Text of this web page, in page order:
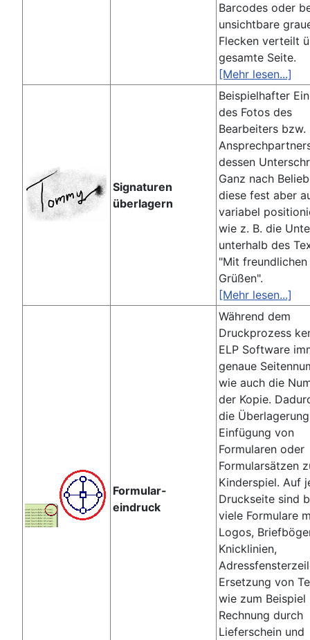
Barcodes oder
unsichtbare
Flecken verteilt
gesamte Seite.
[Mehr lesen...]
Signaturen
überlagern
Beispielhafter
des Fotos des
Bearbeiters bzw.
dessen
Ganz nach
diese fest aber
variabel
wie z. B. die
unterhalb des
"Mit freundlichen
Grüßen".
[Mehr lesen...]
Formular-
eindruck
Während dem
Druckprozess
ELP Software
genaue
wie auch die
der Kopie.
die
Einfügung von
Formularen oder
Formularsätzen
Kinderspiel. Auf
Druckseite sind
viele Formulare
Logos,
Knicklinien,
Ersetzung von
wie zum Beispiel
Rechnung durch
Lieferschein und